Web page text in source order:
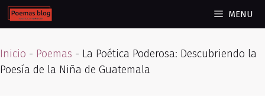
Skip
to
MENU
Inicio - Poemas - La Poética Poderosa: Descubriendo la
Poesía de la Niña de Guatemala